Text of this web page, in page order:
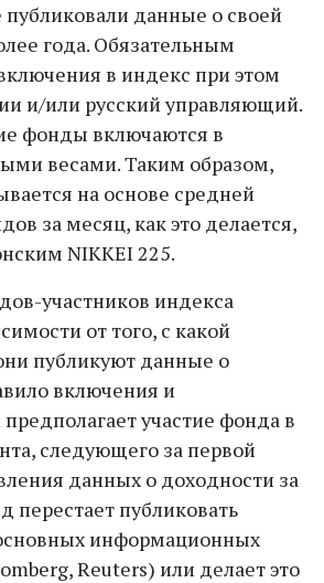
данные о своей
года. Обязательным
в индекс при этом
и/или русский управляющий.
фонды включаются в
весами. Таким образом,
на основе средней
за месяц, как это делается,
NIKKEI 225.
участников индекса
от того, с какой
публикуют данные о
включения и
участие фонда в
следующего за первой
данных о доходности за
перестает публиковать
информационных
Reuters) или делает это